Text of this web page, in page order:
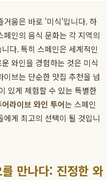
거움은 바로 '미식'입니다. 하
인의 음식 문화는 각 지역의
다. 특히 스페인은 세계적인
와인을 경험하는 것은 미식
브는 단순한 맛집 추천을 넘
있게 체험할 수 있는 특별한
어라이브 와인 투어는 스페인
게 최고의 선택이 될 것입니
만나다: 진정한 와